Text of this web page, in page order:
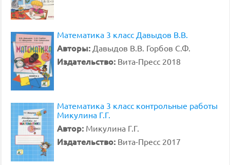
Математика 3 класс Давыдов В.В.
Авторы: Давыдов В.В. Горбов С.Ф.
Издательство: Вита-Пресс 2018
Математика 3 класс контрольные работы
Микулина Г.Г.
Автор: Микулина Г.Г.
Издательство: Вита-Пресс 2017